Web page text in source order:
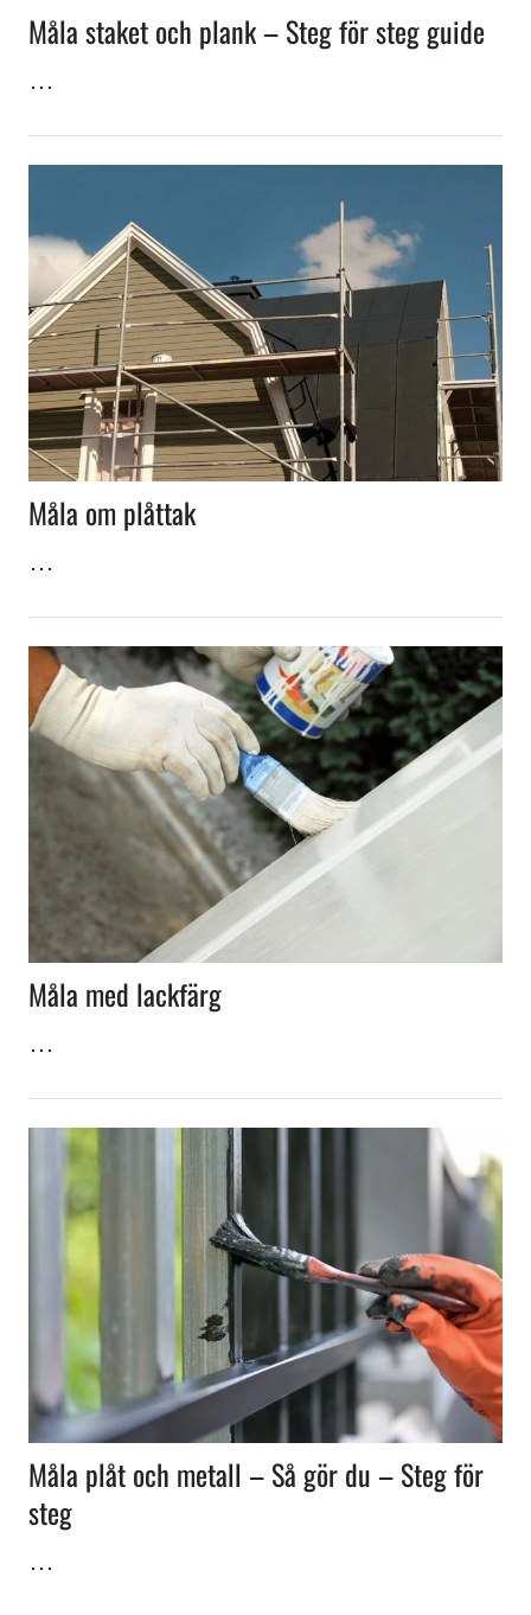
Måla staket och plank – Steg för steg guide
…
Måla om plåttak
…
Måla med lackfärg
…
Måla plåt och metall – Så gör du – Steg för
steg
…